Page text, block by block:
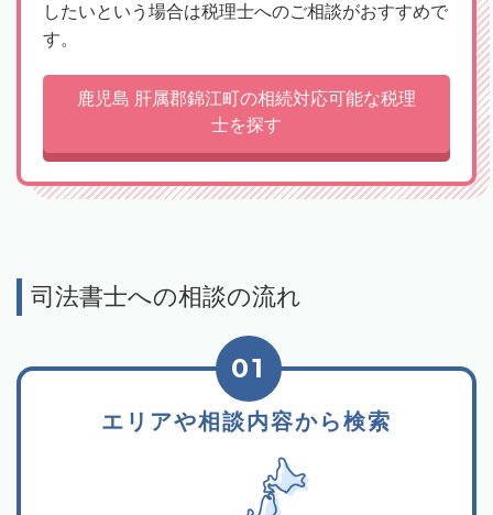
したいという場合は税理士へのご相談がおすすめで
す。
鹿児島 肝属郡錦江町の相続対応可能な税理
士を探す
司法書士への相談の流れ
エリアや相談内容から検索
01